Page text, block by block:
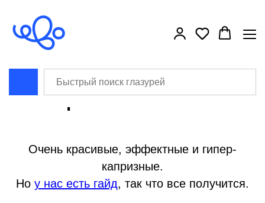
Кристаллические
Очень красивые, эффектные и гипер-
капризные.
Но у нас есть гайд, так что все получится.